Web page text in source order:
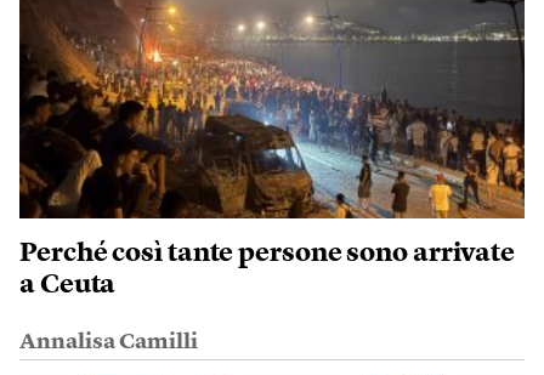
Perché così tante persone sono arrivate
a Ceuta
Annalisa Camilli